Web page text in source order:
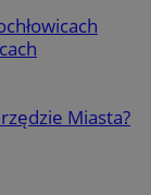
Miasta?